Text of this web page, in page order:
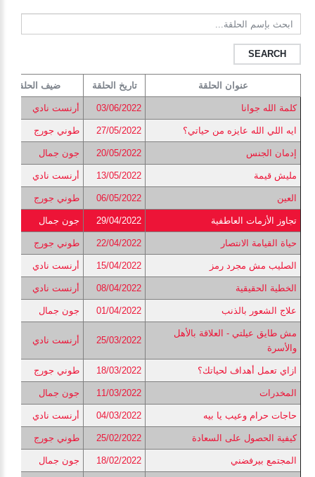
ابحث
بإسم
الحلقة...
عنوان الحلقة تاريخ الحلقة ضيف الحلقة
كلمة الله جوانا 03/06/2022 أرنست نادي
ايه اللي الله عايزه من حياتي؟ 27/05/2022 طوني جورج
إدمان الجنس 20/05/2022 جون جمال
مليش قيمة 13/05/2022 أرنست نادي
العين 06/05/2022 طوني جورج
تجاوز الأزمات العاطفية 29/04/2022 جون جمال
حياة القيامة الانتصار 22/04/2022 طوني جورج
الصليب مش مجرد رمز 15/04/2022 أرنست نادي
الخطية الحقيقية 08/04/2022 أرنست نادي
علاج الشعور بالذنب 01/04/2022 جون جمال
مش طايق عيلتي - العلاقة بالأهل
والأسرة
25/03/2022 أرنست نادي
ازاي تعمل أهداف لحياتك؟ 18/03/2022 طوني جورج
المخدرات 11/03/2022 جون جمال
حاجات حرام وعيب يا بيه 04/03/2022 أرنست نادي
كيفية الحصول على السعادة 25/02/2022 طوني جورج
المجتمع بيرفضني 18/02/2022 جون جمال